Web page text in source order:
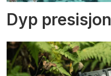
Dyp presisjon